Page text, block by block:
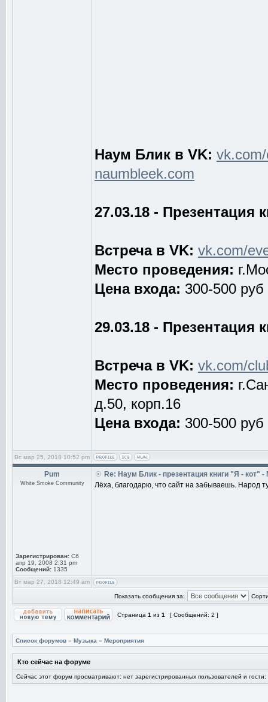
Наум Блик в VK:
naumbleek.com
27.03.18 - Презентация
Встреча в VK: vk.com/
Место проведения:
Цена входа: 300-500 руб
29.03.18 - Презентация
Встреча в VK: vk.com/
Место проведения:
д.50, корп.16
Цена входа: 300-500 руб
Вс мар 25, 2018 10:52 pm
Pum
White Smoke Community
Зарегистрирован: Сб
апр 19, 2008 2:31 pm
Сообщений: 1335
Re: Наум Блик - презентация книги "Я - кот"
Лёха, благодарю, что сайт на забываешь. Народ
Вт мар 27, 2018 12:49 am
Показать сообщения за:
Страница 1 из 1 [ Сообщений: 2 ]
Список форумов » Музыка » Мероприятия
Кто сейчас на форуме
Сейчас этот форум просматривают: нет зарегистрированных пользователей и гости: